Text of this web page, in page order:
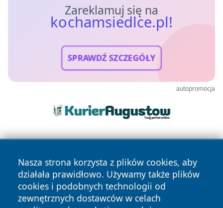
Zareklamuj się na
kochamsiedlce.pl!
SPRAWDŹ SZCZEGÓŁY
autopromocja
Nasza strona korzysta z plików cookies, aby
działała prawidłowo. Używamy także plików
cookies i podobnych technologii od
zewnętrznych dostawców w celach
Copyright © 2026 kochamsiedlce.pl Wszystkie prawa